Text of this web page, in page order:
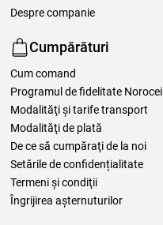
Despre companie
Cumpărături
Cum comand
Programul de fidelitate Norocei
Modalităţi şi tarife transport
Modalităţi de plată
De ce să cumpăraţi de la noi
Setările de confidențialitate
Termeni şi condiţii
Îngrijirea așternuturilor